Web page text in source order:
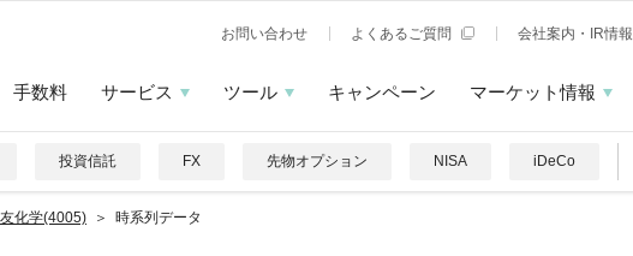
お問い合わせ よくあるご質問 会社案内・IR情報
手数料 サービス ツール キャンペーン マーケット情報
投資信託 FX 先物オプション NISA iDeCo
化学(4005) 時系列データ